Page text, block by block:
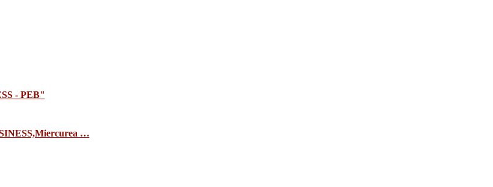
- PEB"
…